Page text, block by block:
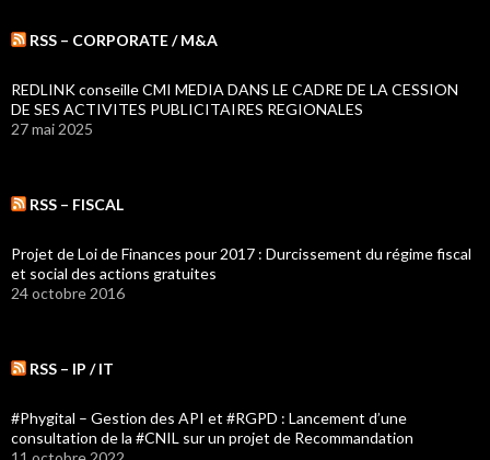
RSS – CORPORATE / M&A
REDLINK conseille CMI MEDIA DANS LE CADRE DE LA CESSION
DE SES ACTIVITES PUBLICITAIRES REGIONALES
27 mai 2025
RSS – FISCAL
Projet de Loi de Finances pour 2017 : Durcissement du régime fiscal
et social des actions gratuites
24 octobre 2016
RSS – IP / IT
#Phygital – Gestion des API et #RGPD : Lancement d’une
consultation de la #CNIL sur un projet de Recommandation